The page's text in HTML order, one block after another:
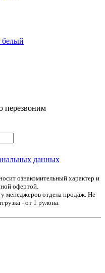
белый
перезвоним
данных
ознакомительный характер и
офертой.
менеджеров отдела продаж. Не
- от 1 рулона.